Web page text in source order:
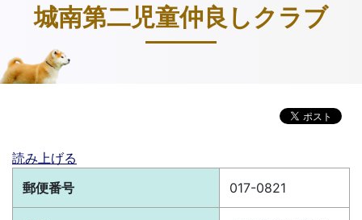
城南第二児童仲良しクラブ
読み上げる
郵便番号
017-0821